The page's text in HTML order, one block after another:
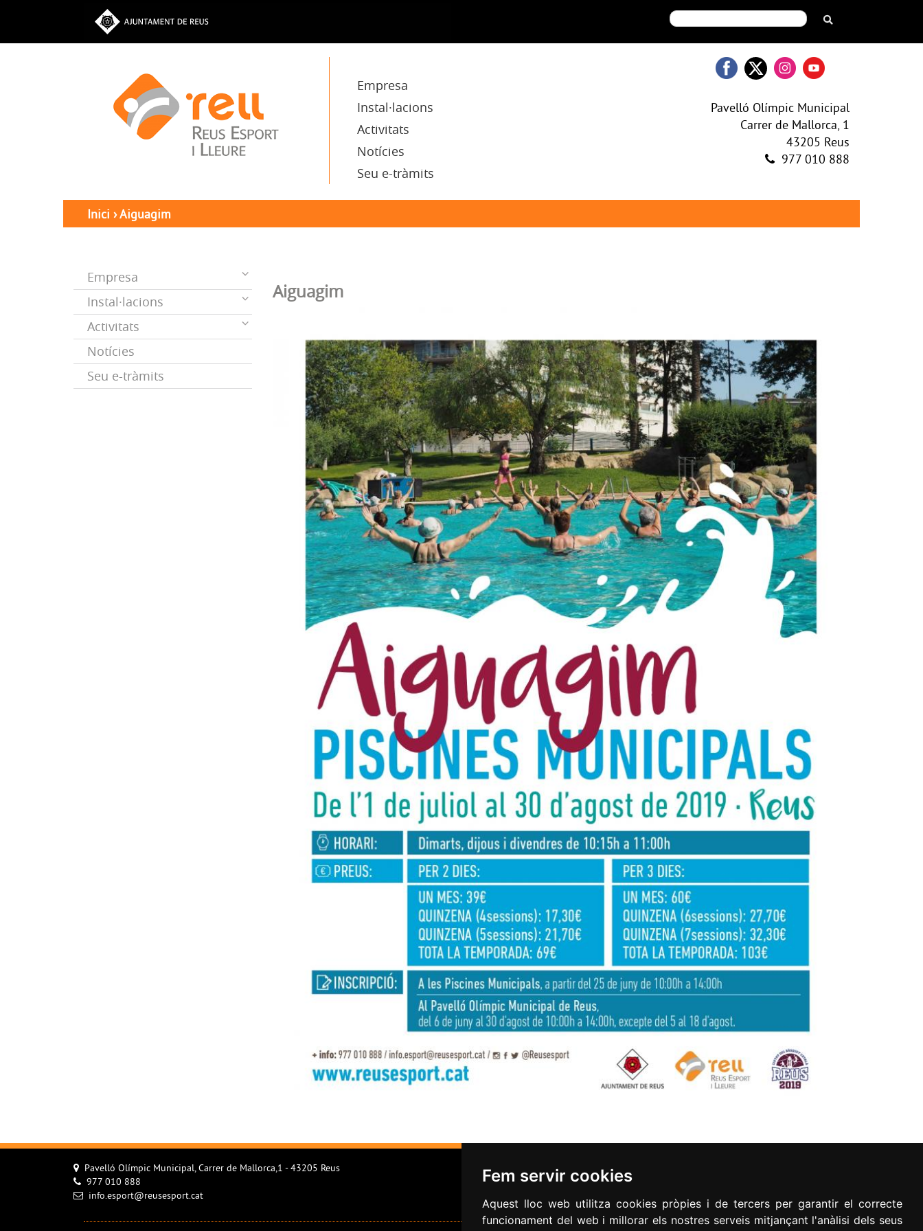
Fem servir cookies
Aquest lloc web utilitza cookies pròpies i de tercers per garantir el correcte
funcionament del web i millorar els nostres serveis mitjançant l'anàlisi dels seus
Empresa
Instal·lacions
Activitats
Notícies
Seu e-tràmits
Pavelló Olímpic Municipal
Carrer de Mallorca, 1
43205 Reus
977 010 888
Inici ›Aiguagim
Empresa
Instal·lacions
Activitats
Notícies
Seu e-tràmits
Aiguagim
Pavelló Olímpic Municipal, Carrer de Mallorca,1 - 43205 Reus
977 010 888
info.esport@reusesport.cat